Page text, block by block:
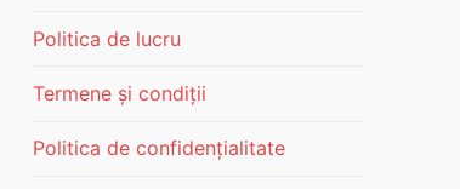
Politica de lucru
Termene și condiții
Politica de confidențialitate